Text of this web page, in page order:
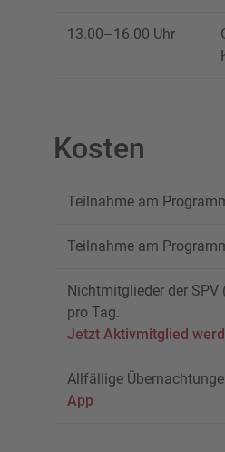
13.00–16.00 Uhr
Kosten
Teilnahme am
Teilnahme am
Nichtmitglieder der
pro Tag.
Jetzt Aktivmitglied
Allfällige
App